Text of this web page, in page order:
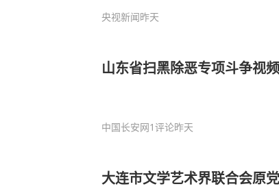
央视新闻昨天
山东省扫黑除恶专项斗争视
中国长安网1评论昨天
大连市文学艺术界联合会原